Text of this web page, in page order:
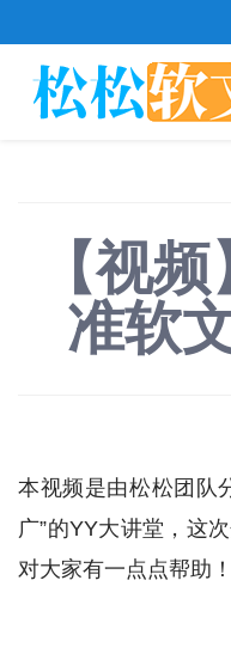
【视
准软
本视频是由松松团队
广”的YY大讲堂，这
对大家有一点点帮助！